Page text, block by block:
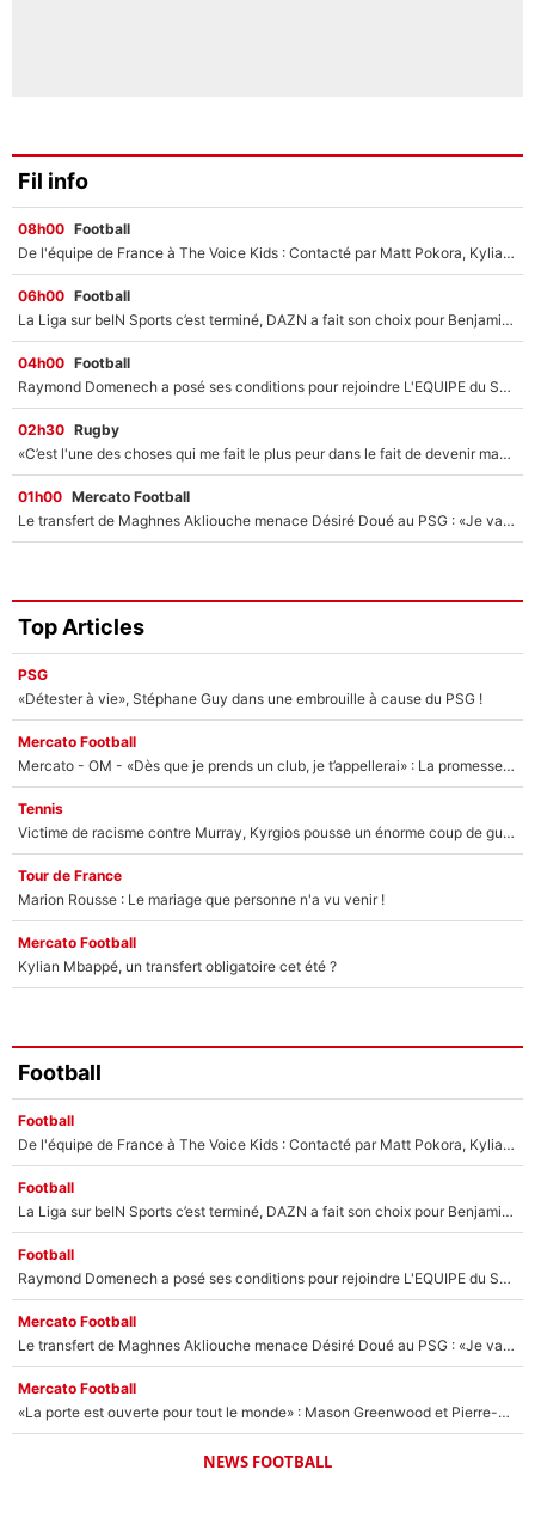
Fil info
08h00 Football
De l'équipe de France à The Voice Kids : Contacté par Matt Pokora, Kylian Mbappé a accepté de jouer un rôle inédit sur TF1 !
06h00 Football
La Liga sur beIN Sports c’est terminé, DAZN a fait son choix pour Benjamin Da Silva et Omar Da Fonseca !
04h00 Football
Raymond Domenech a posé ses conditions pour rejoindre L'EQUIPE du Soir : Il refuse de faire l'émission avec un autre chroniqueur !
02h30 Rugby
«C’est l'une des choses qui me fait le plus peur dans le fait de devenir maman» : En couple avec Antoine Dupont, Iris Mittenaere s'inquiète déjà pour ses futurs enfants !
01h00 Mercato Football
Le transfert de Maghnes Akliouche menace Désiré Doué au PSG : «Je valide à 200%»
Top Articles
PSG
«Détester à vie», Stéphane Guy dans une embrouille à cause du PSG !
Mercato Football
Mercato - OM - «Dès que je prends un club, je t’appellerai» : La promesse de Marcelino au moment de claquer la porte
Tennis
Victime de racisme contre Murray, Kyrgios pousse un énorme coup de gueule !
Tour de France
Marion Rousse : Le mariage que personne n'a vu venir !
Mercato Football
Kylian Mbappé, un transfert obligatoire cet été ?
Football
Football
De l'équipe de France à The Voice Kids : Contacté par Matt Pokora, Kylian Mbappé a accepté de jouer un rôle inédit sur TF1 !
Football
La Liga sur beIN Sports c’est terminé, DAZN a fait son choix pour Benjamin Da Silva et Omar Da Fonseca !
Football
Raymond Domenech a posé ses conditions pour rejoindre L'EQUIPE du Soir : Il refuse de faire l'émission avec un autre chroniqueur !
Mercato Football
Le transfert de Maghnes Akliouche menace Désiré Doué au PSG : «Je valide à 200%»
Mercato Football
«La porte est ouverte pour tout le monde» : Mason Greenwood et Pierre-Emerick Aubameyang ont quitté l'OM, Amine Gouiri balance sur la suite du mercato et sur la réaction du vestiaire !
NEWS FOOTBALL